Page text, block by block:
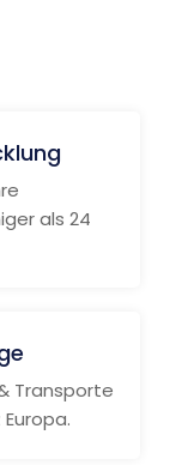
als 24
Transporte